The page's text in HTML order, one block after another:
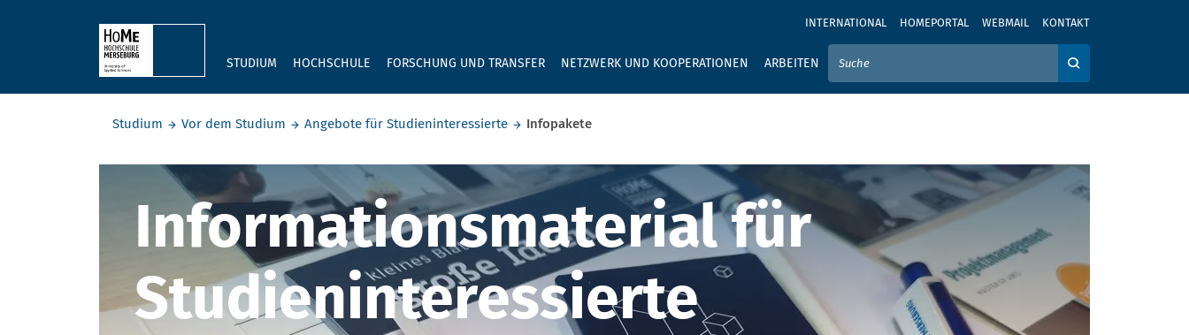
INTERNATIONAL HOMEPORTAL WEBMAIL KONTAKT
STUDIUM HOCHSCHULE FORSCHUNG UND TRANSFER NETZWERK UND KOOPERATIONEN ARBEITEN
GEBEN SIE HIER IHREN SUCHBEGRIFF EIN
Studium
Vor dem Studium Angebote für Studieninteressierte Infopakete
Infopakete
Informationsmaterial für
Studieninteressierte